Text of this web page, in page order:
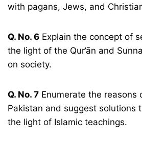
with pagans, Jews, and
Q. No. 6 Explain the concept of
the light of the Qur’ān and
on society.
Q. No. 7 Enumerate the reasons
Pakistan and suggest solutions
the light of Islamic teachings.